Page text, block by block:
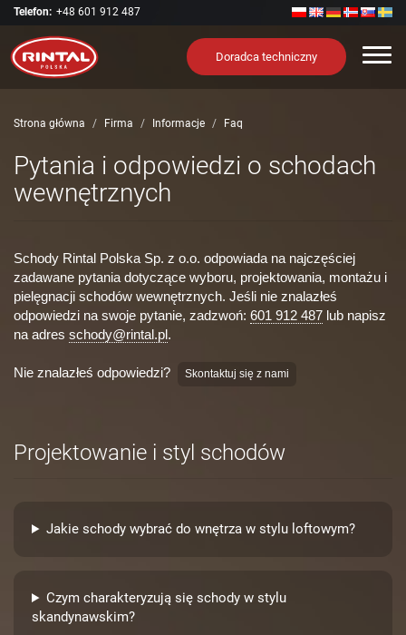
Telefon: +48 601 912 487
Doradca techniczny
Strona główna Firma Informacje Faq
Pytania i odpowiedzi o schodach
wewnętrznych
Schody Rintal Polska Sp. z o.o. odpowiada na najczęściej
zadawane pytania dotyczące wyboru, projektowania, montażu i
pielęgnacji schodów wewnętrznych. Jeśli nie znalazłeś
odpowiedzi na swoje pytanie, zadzwoń: 601 912 487 lub napisz
na adres schody@rintal.pl.
Nie znalazłeś odpowiedzi? Skontaktuj się z nami
Projektowanie i styl schodów
Jakie schody wybrać do wnętrza w stylu loftowym?
Czym charakteryzują się schody w stylu
skandynawskim?